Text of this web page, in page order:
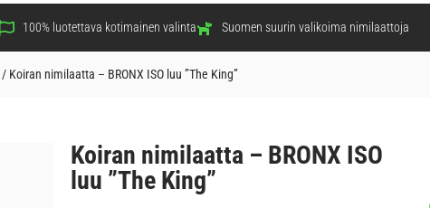
100% luotettava kotimainen valinta Suomen suurin valikoima nimilaattoja
/ Koiran nimilaatta – BRONX ISO luu ”The King”
Koiran nimilaatta – BRONX ISO
luu ”The King”